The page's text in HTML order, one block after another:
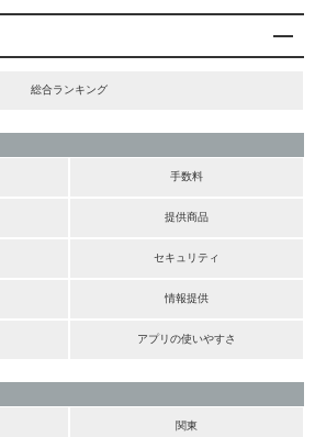
総合ランキング
手数料
提供商品
セキュリティ
情報提供
アプリの使いやすさ
関東